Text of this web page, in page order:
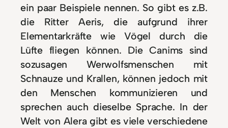
ein paar Beispiele nennen. So gibt es z.B.
die Ritter Aeris, die aufgrund ihrer
Elementarkräfte wie Vögel durch die
Lüfte fliegen können. Die Canims sind
sozusagen Werwolfsmenschen mit
Schnauze und Krallen, können jedoch mit
den Menschen kommunizieren und
sprechen auch dieselbe Sprache. In der
Welt von Alera gibt es viele verschiedene